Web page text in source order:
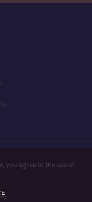
you agree to the use of